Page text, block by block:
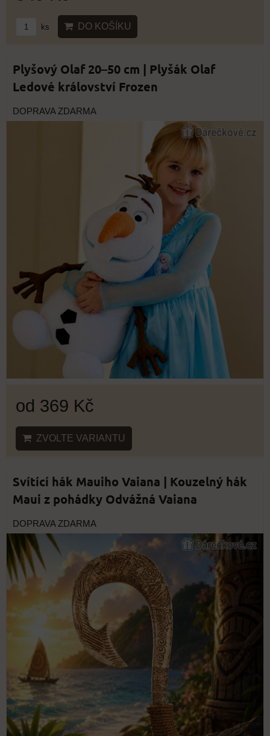
ks DO KOŠÍKU
Plyšový Olaf 20–50 cm | Plyšák Olaf
Ledové království Frozen
DOPRAVA ZDARMA
od 369 Kč
ZVOLTE VARIANTU
Svítící hák Mauiho Vaiana | Kouzelný hák
Maui z pohádky Odvážná Vaiana
DOPRAVA ZDARMA